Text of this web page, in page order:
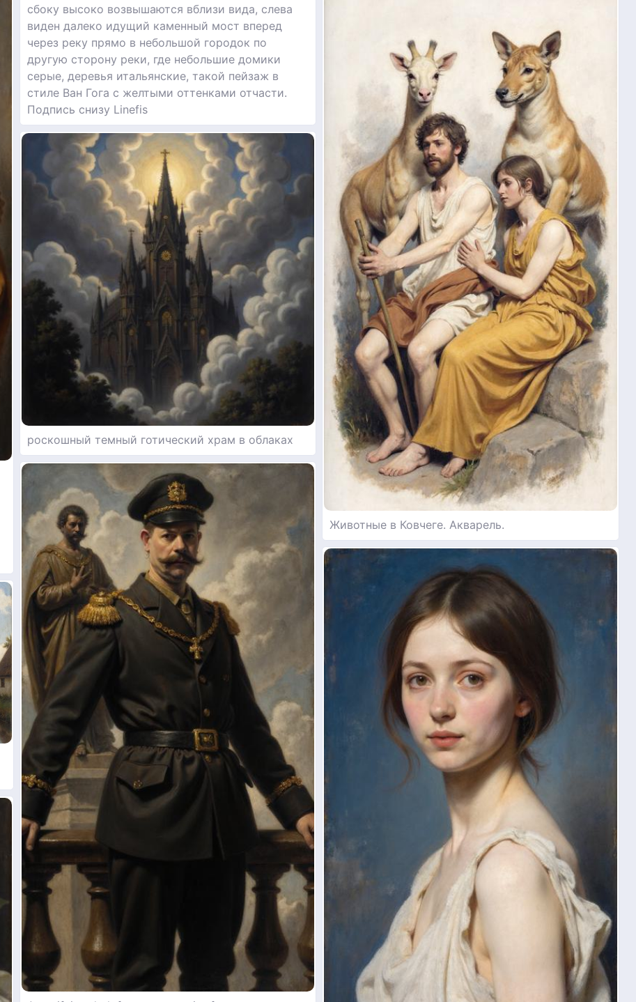
сбоку высоко возвышаются вблизи вида, слева
виден далеко идущий каменный мост вперед
через реку прямо в небольшой городок по
другую сторону реки, где небольшие домики
серые, деревья итальянские, такой пейзаж в
стиле Ван Гога с желтыми оттенками отчасти.
Подпись снизу Linefis
роскошный темный готический храм в облаках
Животные в Ковчеге. Акварель.